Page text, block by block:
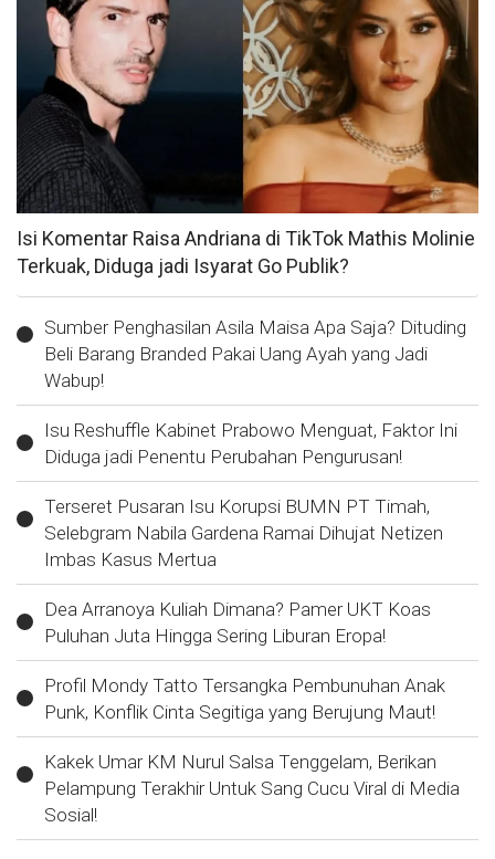
Isi Komentar Raisa Andriana di TikTok Mathis Molinie
Terkuak, Diduga jadi Isyarat Go Publik?
Sumber Penghasilan Asila Maisa Apa Saja? Dituding
Beli Barang Branded Pakai Uang Ayah yang Jadi
Wabup!
Isu Reshuffle Kabinet Prabowo Menguat, Faktor Ini
Diduga jadi Penentu Perubahan Pengurusan!
Terseret Pusaran Isu Korupsi BUMN PT Timah,
Selebgram Nabila Gardena Ramai Dihujat Netizen
Imbas Kasus Mertua
Dea Arranoya Kuliah Dimana? Pamer UKT Koas
Puluhan Juta Hingga Sering Liburan Eropa!
Profil Mondy Tatto Tersangka Pembunuhan Anak
Punk, Konflik Cinta Segitiga yang Berujung Maut!
Kakek Umar KM Nurul Salsa Tenggelam, Berikan
Pelampung Terakhir Untuk Sang Cucu Viral di Media
Sosial!